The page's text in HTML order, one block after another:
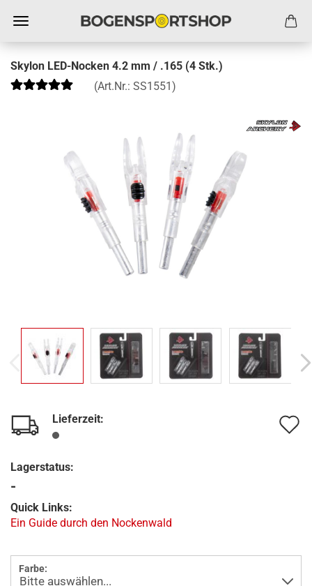
Skylon LED-Nocken 4.2 mm / .165 (4 Stk.)
(Art.Nr.: SS1551)
Lieferzeit:
Lagerstatus:
-
Quick Links:
Ein Guide durch den Nockenwald
Farbe: